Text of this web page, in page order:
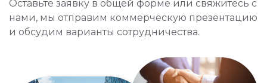
Оставьте заявку в общей форме или свяжитесь с
нами, мы отправим коммерческую презентацию
и обсудим варианты сотрудничества.